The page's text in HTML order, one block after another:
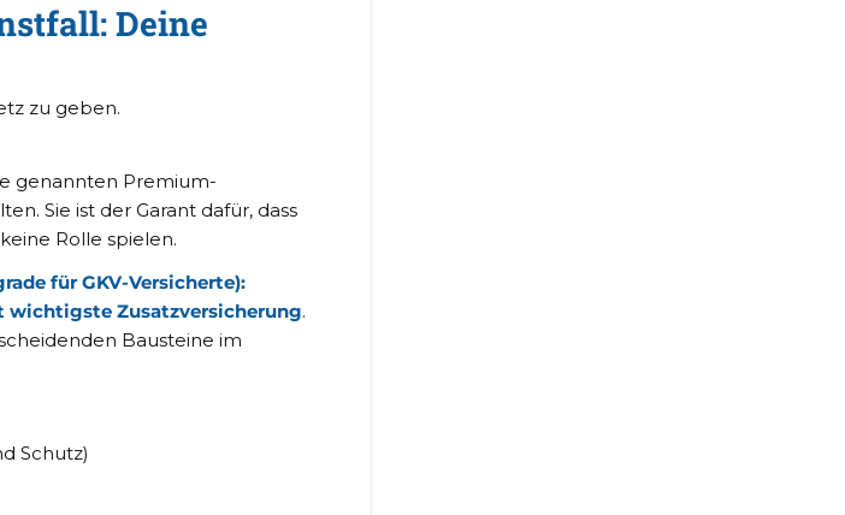
Deine
zu geben.
genannten Premium-
Sie ist der Garant dafür, dass
Rolle spielen.
für GKV-Versicherte):
wichtigste Zusatzversicherung.
Bausteine im
Schutz)